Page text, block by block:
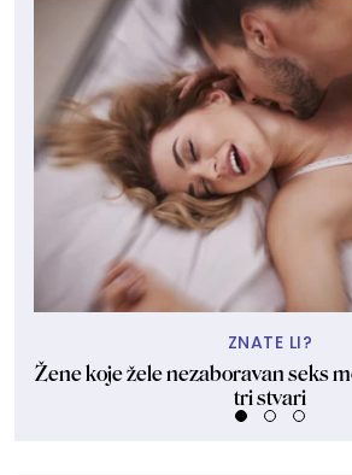
ZNATE LI?
Žene koje žele nezaboravan seks
tri stvari